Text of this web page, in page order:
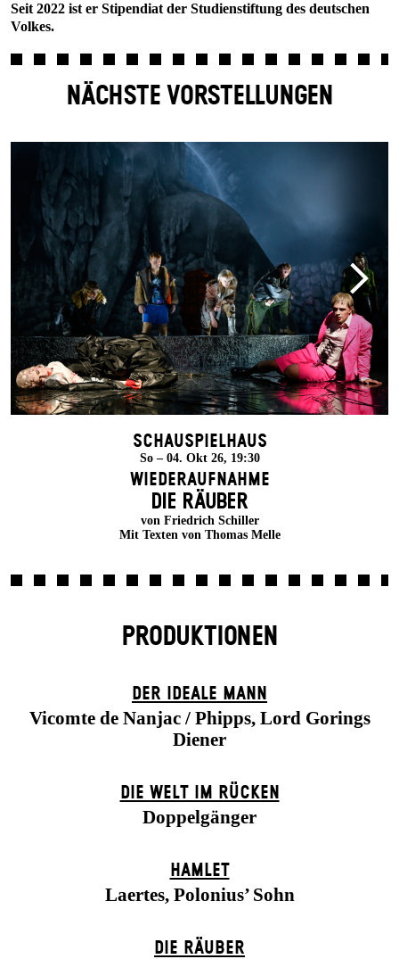
Seit 2022 ist er Stipendiat der Studienstiftung des deutschen
Volkes.
NÄCHSTE VORSTELLUNGEN
Schauspielhaus
So – 04. Okt 26, 19:30
Wiederaufnahme
DIE RÄUBER
von Friedrich Schiller
Mit Texten von Thomas Melle
PRODUKTIONEN
DER IDEALE MANN
Vicomte de Nanjac / Phipps, Lord Gorings
Diener
DIE WELT IM RÜCKEN
Doppelgänger
HAMLET
Laertes, Polonius’ Sohn
DIE RÄUBER